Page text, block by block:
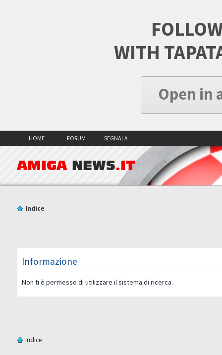
WITH
Open in
HOME FORUM SEGNALA
AMIGA NEWS.IT
Indice
Informazione
Non ti è permesso di utilizzare il sistema di ricerca.
Indice